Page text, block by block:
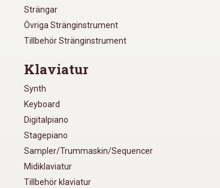
Strängar
Övriga Stränginstrument
Tillbehör Stränginstrument
Klaviatur
Synth
Keyboard
Digitalpiano
Stagepiano
Sampler/Trummaskin/Sequencer
Midiklaviatur
Tillbehör klaviatur